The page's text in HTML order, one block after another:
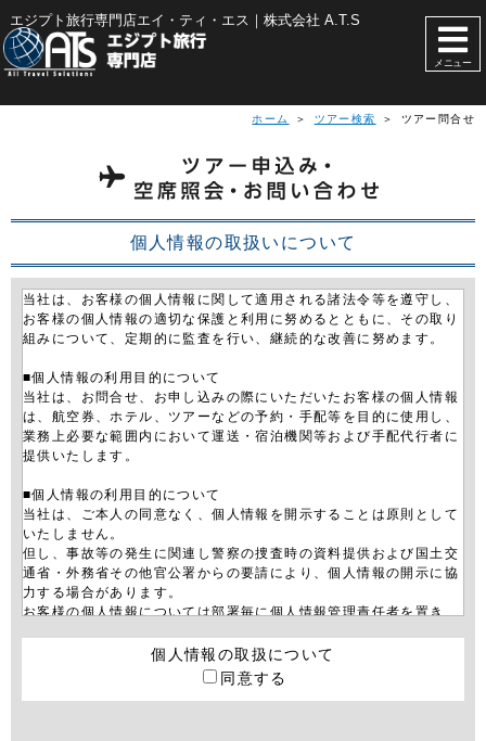
エジプト旅行専門店エイ・ティ・エス｜株式会社 A.T.S
メニュー
ホーム ＞ ツアー検索 ＞ ツアー問合せ
個人情報の取扱いについて
当社は、お客様の個人情報に関して適用される諸法令等を遵守し、
お客様の個人情報の適切な保護と利用に努めるとともに、その取り
組みについて、定期的に監査を行い、継続的な改善に努めます。
■個人情報の利用目的について
当社は、お問合せ、お申し込みの際にいただいたお客様の個人情報
は、航空券、ホテル、ツアーなどの予約・手配等を目的に使用し、
業務上必要な範囲内において運送・宿泊機関等および手配代行者に
提供いたします。
■個人情報の利用目的について
当社は、ご本人の同意なく、個人情報を開示することは原則として
いたしません。
但し、事故等の発生に関連し警察の捜査時の資料提供および国土交
通省・外務省その他官公署からの要請により、個人情報の開示に協
力する場合があります。
お客様の個人情報については部署毎に個人情報管理責任者を置き、
当社は、お客さまから個人情報について照会、訂正、追加、利用停
止等を依頼された場合、お客様ご本人であることを確認した上で、
法令及び当社内規に従い、遅滞なく必要な措置を取らせていただき
個人情報の取扱について
同意する